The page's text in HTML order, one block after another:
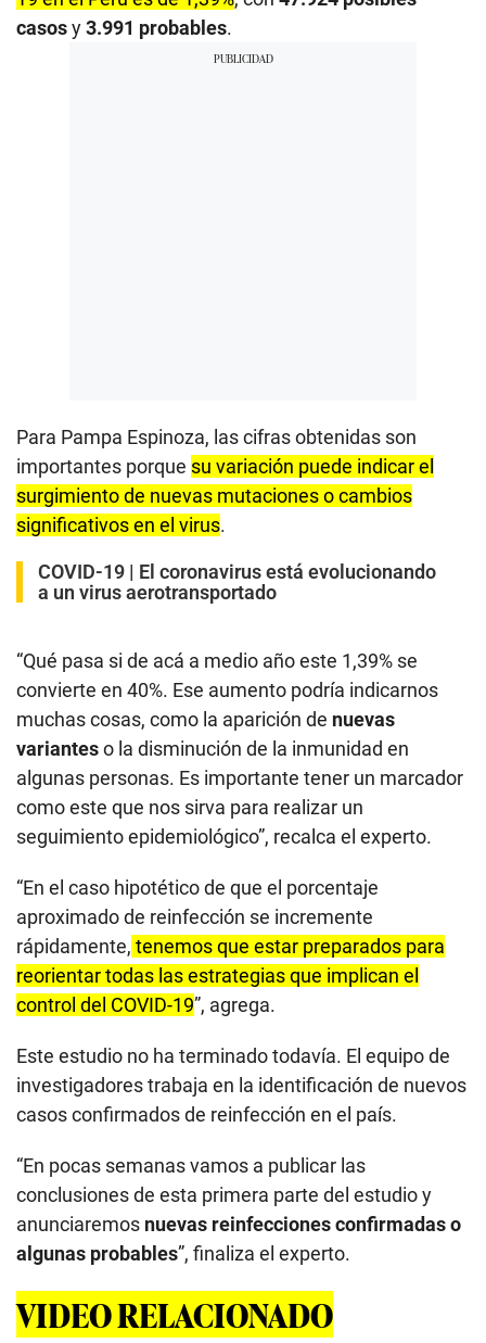
casosy3.991 probables.
Para Pampa Espinoza, las cifras obtenidas son
importantes porque su variación puede indicar el
surgimiento de nuevas mutaciones o cambios
significativos en el virus.
COVID-19 | El coronavirus está evolucionando
a un virus aerotransportado
“Qué pasa si de acá a medio año este 1,39% se
convierte en 40%. Ese aumento podría indicarnos
muchas cosas, como la aparición de nuevas
varianteso la disminución de la inmunidad en
algunas personas. Es importante tener un marcador
como este que nos sirva para realizar un
seguimiento epidemiológico”, recalca el experto.
“En el caso hipotético de que el porcentaje
aproximado de reinfección se incremente
rápidamente, tenemos que estar preparados para
reorientar todas las estrategias que implican el
control del COVID-19”, agrega.
Este estudio no ha terminado todavía. El equipo de
investigadores trabaja en la identificación de nuevos
casos confirmados de reinfección en el país.
“En pocas semanas vamos a publicar las
conclusiones de esta primera parte del estudio y
anunciaremos nuevas reinfecciones confirmadas o
algunas probables”, finaliza el experto.
VIDEO RELACIONADO